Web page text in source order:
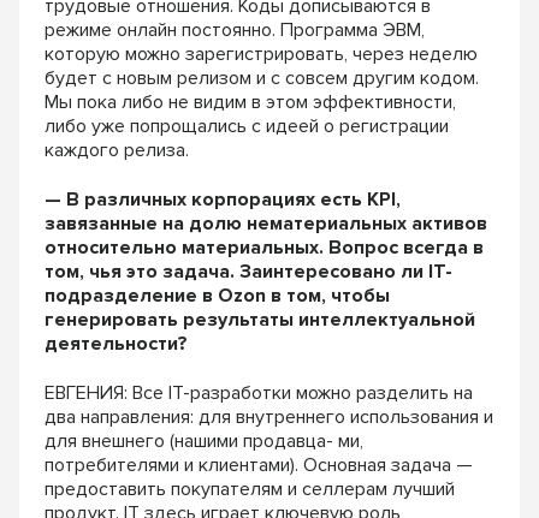
трудовые отношения. Коды дописываются в
режиме онлайн постоянно. Программа ЭВМ,
которую можно зарегистрировать, через неделю
будет с новым релизом и с совсем другим кодом.
Мы пока либо не видим в этом эффективности,
либо уже попрощались с идеей о регистрации
каждого релиза.
— В различных корпорациях есть KPI,
завязанные на долю нематериальных активов
относительно материальных. Вопрос всегда в
том, чья это задача. Заинтересовано ли IT-
подразделение в Ozon в том, чтобы
генерировать результаты интеллектуальной
деятельности?
ЕВГЕНИЯ: Все IT-разработки можно разделить на
два направления: для внутреннего использования и
для внешнего (нашими продавца- ми,
потребителями и клиентами). Основная задача —
предоставить покупателям и селлерам лучший